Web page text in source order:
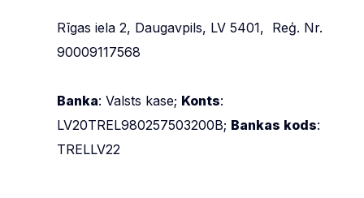
Rīgas iela 2, Daugavpils, LV 5401, Reģ. Nr.
90009117568
Banka: Valsts kase; Konts:
LV20TREL980257503200B; Bankas kods:
TRELLV22